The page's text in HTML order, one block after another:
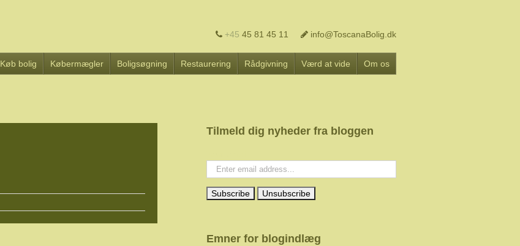
+45 45 81 45 11 info@ToscanaBolig.dk
Køb bolig Købermægler Boligsøgning Restaurering Rådgivning Værd at vide Om os
Tilmeld dig nyheder fra bloggen
Emner for blogindlæg